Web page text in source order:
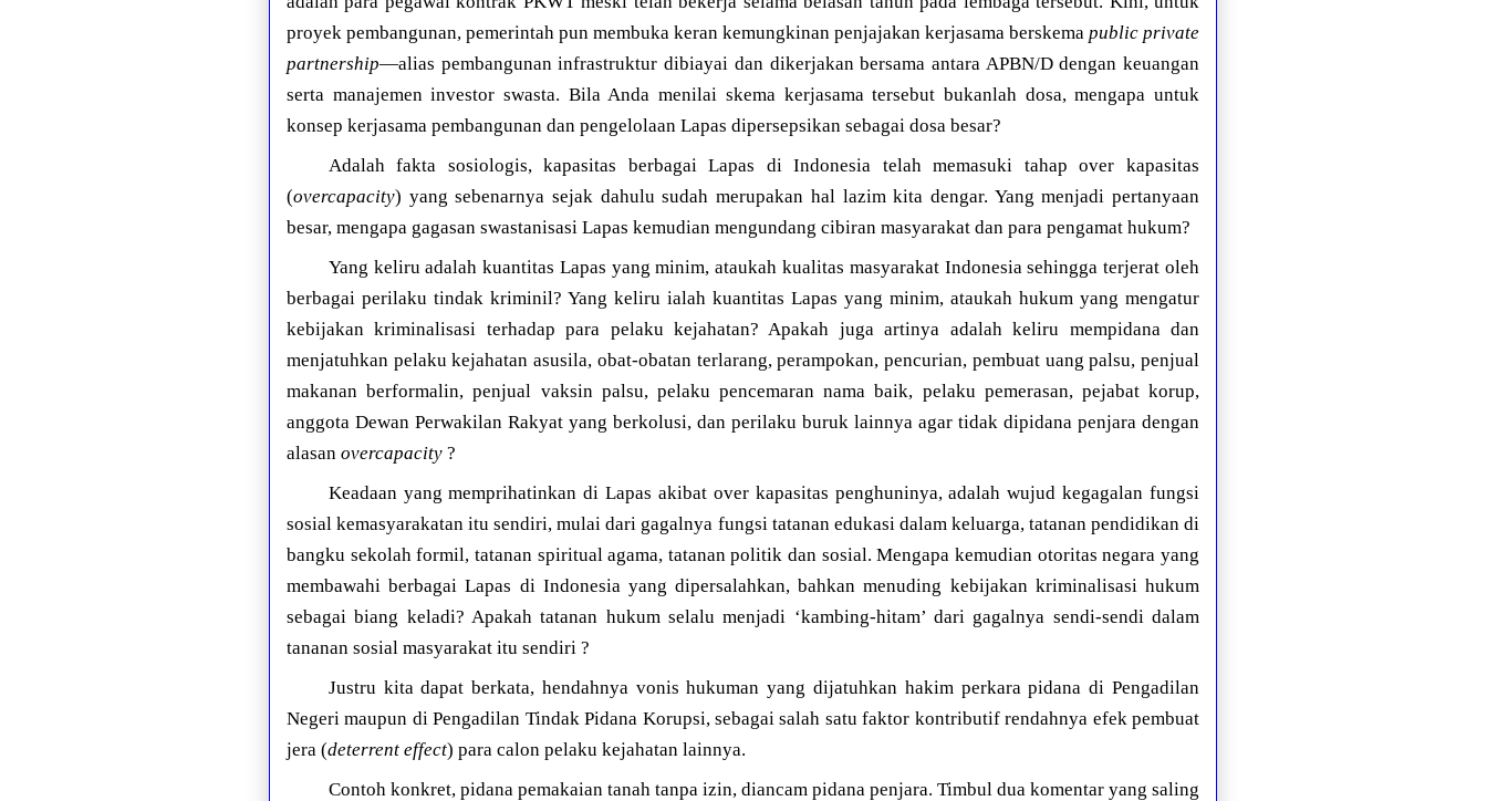
proyek pembangunan, pemerintah pun membuka keran kemungkinan penjajakan kerjasama berskema public private
partnership—alias pembangunan infrastruktur dibiayai dan dikerjakan bersama antara APBN/D dengan keuangan
serta manajemen investor swasta. Bila Anda menilai skema kerjasama tersebut bukanlah dosa, mengapa untuk
konsep kerjasama pembangunan dan pengelolaan Lapas dipersepsikan sebagai dosa besar?
Adalah fakta sosiologis, kapasitas berbagai Lapas di Indonesia telah memasuki tahap over kapasitas
(overcapacity) yang sebenarnya sejak dahulu sudah merupakan hal lazim kita dengar. Yang menjadi pertanyaan
besar, mengapa gagasan swastanisasi Lapas kemudian mengundang cibiran masyarakat dan para pengamat hukum?
Yang keliru adalah kuantitas Lapas yang minim, ataukah kualitas masyarakat Indonesia sehingga terjerat oleh
berbagai perilaku tindak kriminil? Yang keliru ialah kuantitas Lapas yang minim, ataukah hukum yang mengatur
kebijakan kriminalisasi terhadap para pelaku kejahatan? Apakah juga artinya adalah keliru mempidana dan
menjatuhkan pelaku kejahatan asusila, obat-obatan terlarang, perampokan, pencurian, pembuat uang palsu, penjual
makanan berformalin, penjual vaksin palsu, pelaku pencemaran nama baik, pelaku pemerasan, pejabat korup,
anggota Dewan Perwakilan Rakyat yang berkolusi, dan perilaku buruk lainnya agar tidak dipidana penjara dengan
alasan overcapacity ?
Keadaan yang memprihatinkan di Lapas akibat over kapasitas penghuninya, adalah wujud kegagalan fungsi
sosial kemasyarakatan itu sendiri, mulai dari gagalnya fungsi tatanan edukasi dalam keluarga, tatanan pendidikan di
bangku sekolah formil, tatanan spiritual agama, tatanan politik dan sosial. Mengapa kemudian otoritas negara yang
membawahi berbagai Lapas di Indonesia yang dipersalahkan, bahkan menuding kebijakan kriminalisasi hukum
sebagai biang keladi? Apakah tatanan hukum selalu menjadi ‘kambing-hitam’ dari gagalnya sendi-sendi dalam
tananan sosial masyarakat itu sendiri ?
Justru kita dapat berkata, hendahnya vonis hukuman yang dijatuhkan hakim perkara pidana di Pengadilan
Negeri maupun di Pengadilan Tindak Pidana Korupsi, sebagai salah satu faktor kontributif rendahnya efek pembuat
jera (deterrent effect) para calon pelaku kejahatan lainnya.
Contoh konkret, pidana pemakaian tanah tanpa izin, diancam pidana penjara. Timbul dua komentar yang saling